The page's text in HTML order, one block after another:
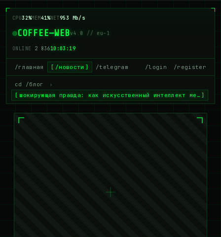
CPU32%MEM41%NET953 Mb/s
COFFEE—WEBv4.0 // eu-1
ONLINE 2 83610:03:19
/главная /новости /telegram /login /register
cd /блог
›
шокирующая правда: как искусственный интеллект ме…